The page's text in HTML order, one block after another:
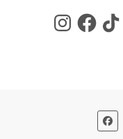
InstagramFacebook
TikTok